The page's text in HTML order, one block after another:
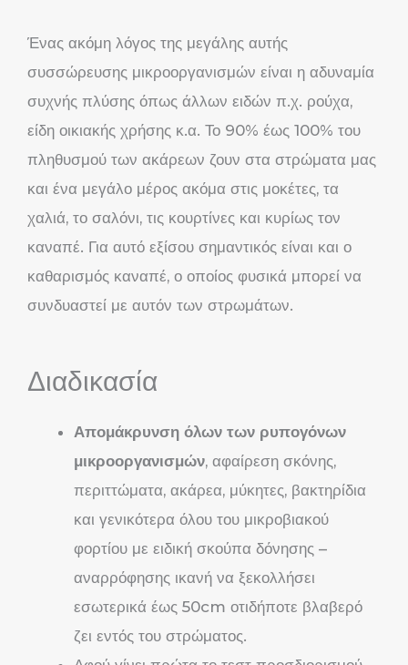
Ένας ακόμη λόγος της μεγάλης αυτής
συσσώρευσης μικροοργανισμών είναι η αδυναμία
συχνής πλύσης όπως άλλων ειδών π.χ. ρούχα,
είδη οικιακής χρήσης κ.α. Το 90% έως 100% του
πληθυσμού των ακάρεων ζουν στα στρώματα μας
και ένα μεγάλο μέρος ακόμα στις μοκέτες, τα
χαλιά, το σαλόνι, τις κουρτίνες και κυρίως τον
καναπέ. Για αυτό εξίσου σημαντικός είναι και ο
καθαρισμός καναπέ, ο οποίος φυσικά μπορεί να
συνδυαστεί με αυτόν των στρωμάτων.
Διαδικασία
Απομάκρυνση όλων των ρυπογόνων
μικροοργανισμών, αφαίρεση σκόνης,
περιττώματα, ακάρεα, μύκητες, βακτηρίδια
και γενικότερα όλου του μικροβιακού
φορτίου με ειδική σκούπα δόνησης –
αναρρόφησης ικανή να ξεκολλήσει
εσωτερικά έως 50cm οτιδήποτε βλαβερό
ζει εντός του στρώματος.